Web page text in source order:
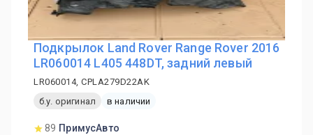
Подкрылок Land Rover Range Rover 2016
LR060014 L405 448DT, задний левый
LR060014, CPLA279D22AK
б.у. оригинал
в наличии
89 ПримусАвто